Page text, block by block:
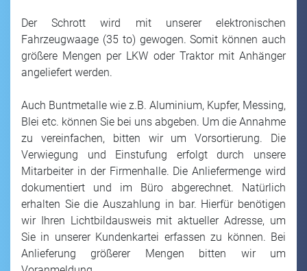
Der Schrott wird mit unserer elektronischen
Fahrzeugwaage (35 to) gewogen. Somit können auch
größere Mengen per LKW oder Traktor mit Anhänger
angeliefert werden.
Auch Buntmetalle wie z.B. Aluminium, Kupfer, Messing,
Blei etc. können Sie bei uns abgeben. Um die Annahme
zu vereinfachen, bitten wir um Vorsortierung. Die
Verwiegung und Einstufung erfolgt durch unsere
Mitarbeiter in der Firmenhalle. Die Anliefermenge wird
dokumentiert und im Büro abgerechnet. Natürlich
erhalten Sie die Auszahlung in bar. Hierfür benötigen
wir Ihren Lichtbildausweis mit aktueller Adresse, um
Sie in unserer Kundenkartei erfassen zu können. Bei
Anlieferung größerer Mengen bitten wir um